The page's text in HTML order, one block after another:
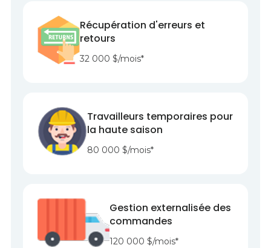
Récupération d'erreurs et
retours
32 000 $/mois*
Travailleurs temporaires pour
la haute saison
80 000 $/mois*
Gestion externalisée des
commandes
120 000 $/mois*